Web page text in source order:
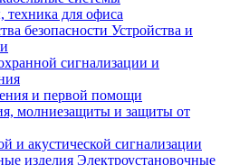
для офиса
Устройства и
сигнализации и
и первой помощи
молниезащиты и защиты от
и акустической сигнализации
Электроустановочные